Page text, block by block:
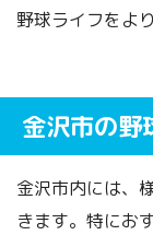
野球ライフをよ
金沢市の野
金沢市内には、
きます。特にお